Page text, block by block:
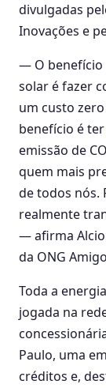
divulgadas
Inovações e
— O benefício
solar é fazer
um custo
benefício é
emissão de
quem mais
de todos nós.
realmente
— afirma
da ONG
Toda a
jogada na
Paulo, uma
créditos e,